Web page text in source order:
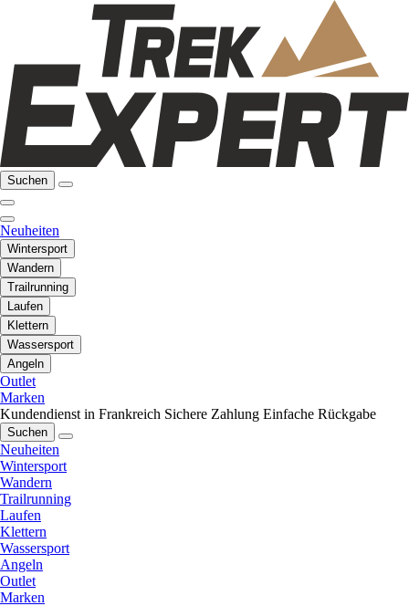
Suchen
Neuheiten
Wintersport
Wandern
Trailrunning
Laufen
Klettern
Wassersport
Angeln
Outlet
Marken
Kundendienst in Frankreich Sichere Zahlung Einfache Rückgabe
Suchen
Neuheiten
Wintersport
Wandern
Trailrunning
Laufen
Klettern
Wassersport
Angeln
Outlet
Marken